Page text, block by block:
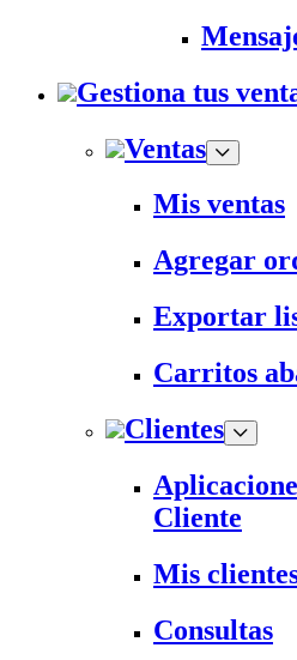
Gestiona tus
Ventas
Mis ventas
Agregar
Exportar
Carritos
Clientes
Cliente
Mis
Consultas